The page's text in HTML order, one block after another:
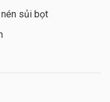
sủi bọt